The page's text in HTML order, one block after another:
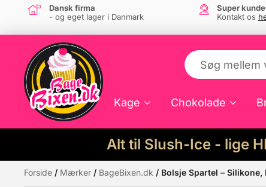
Dansk firma
- og eget lager i Danmark
Super
Kontakt os
Kage Chokolade
Alt til Slush-Ice - lige
Måske kunne nogle af disse produkter
Forside / Mærker / BageBixen.dk / Bolsje Spartel – Silikone,